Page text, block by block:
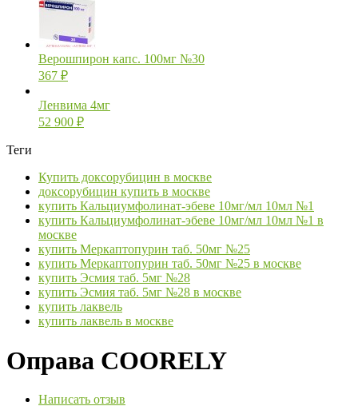
Верошпирон капс. 100мг №30
367 ₽
Ленвима 4мг
52 900 ₽
Теги
Купить доксорубицин в москве
доксорубицин купить в москве
купить Кальциумфолинат-эбеве 10мг/мл 10мл №1
купить Кальциумфолинат-эбеве 10мг/мл 10мл №1 в
москве
купить Меркаптопурин таб. 50мг №25
купить Меркаптопурин таб. 50мг №25 в москве
купить Эсмия таб. 5мг №28
купить Эсмия таб. 5мг №28 в москве
купить лаквель
купить лаквель в москве
Оправа COORELY
Написать отзыв